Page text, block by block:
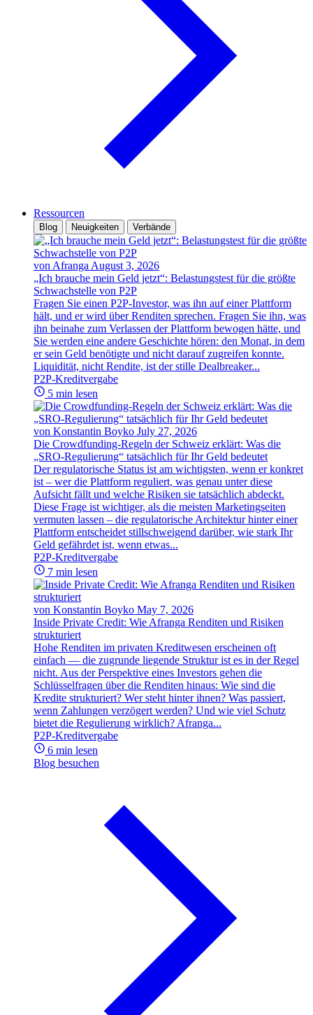
Ressourcen
Blog Neuigkeiten Verbände
von Afranga August 3, 2026
„Ich brauche mein Geld jetzt“: Belastungstest für die größte
Schwachstelle von P2P
Fragen Sie einen P2P-Investor, was ihn auf einer Plattform
hält, und er wird über Renditen sprechen. Fragen Sie ihn, was
ihn beinahe zum Verlassen der Plattform bewogen hätte, und
Sie werden eine andere Geschichte hören: den Monat, in dem
er sein Geld benötigte und nicht darauf zugreifen konnte.
Liquidität, nicht Rendite, ist der stille Dealbreaker...
P2P-Kreditvergabe
5 min lesen
von Konstantin Boyko July 27, 2026
Die Crowdfunding-Regeln der Schweiz erklärt: Was die
„SRO-Regulierung“ tatsächlich für Ihr Geld bedeutet
Der regulatorische Status ist am wichtigsten, wenn er konkret
ist – wer die Plattform reguliert, was genau unter diese
Aufsicht fällt und welche Risiken sie tatsächlich abdeckt.
Diese Frage ist wichtiger, als die meisten Marketingseiten
vermuten lassen – die regulatorische Architektur hinter einer
Plattform entscheidet stillschweigend darüber, wie stark Ihr
Geld gefährdet ist, wenn etwas...
P2P-Kreditvergabe
7 min lesen
von Konstantin Boyko May 7, 2026
Inside Private Credit: Wie Afranga Renditen und Risiken
strukturiert
Hohe Renditen im privaten Kreditwesen erscheinen oft
einfach — die zugrunde liegende Struktur ist es in der Regel
nicht. Aus der Perspektive eines Investors gehen die
Schlüsselfragen über die Renditen hinaus: Wie sind die
Kredite strukturiert? Wer steht hinter ihnen? Was passiert,
wenn Zahlungen verzögert werden? Und wie viel Schutz
bietet die Regulierung wirklich? Afranga...
P2P-Kreditvergabe
6 min lesen
Blog besuchen